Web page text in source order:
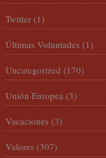
Twitter (1)
Últimas Voluntades (1)
Uncategorized (170)
Unión Europea (3)
Vacaciones (3)
Valores (307)